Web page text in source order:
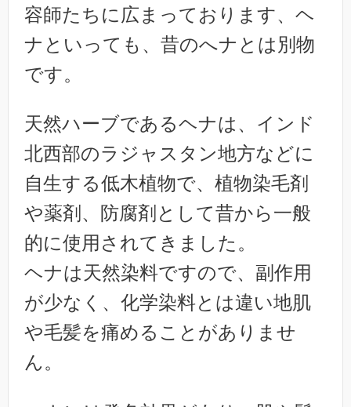
容師たちに広まっております、ヘ
ナといっても、昔のへナとは別物
です。
天然ハーブであるヘナは、インド
北西部のラジャスタン地方などに
自生する低木植物で、植物染毛剤
や薬剤、防腐剤として昔から一般
的に使用されてきました。
ヘナは天然染料ですので、副作用
が少なく、化学染料とは違い地肌
や毛髪を痛めることがありませ
ん。